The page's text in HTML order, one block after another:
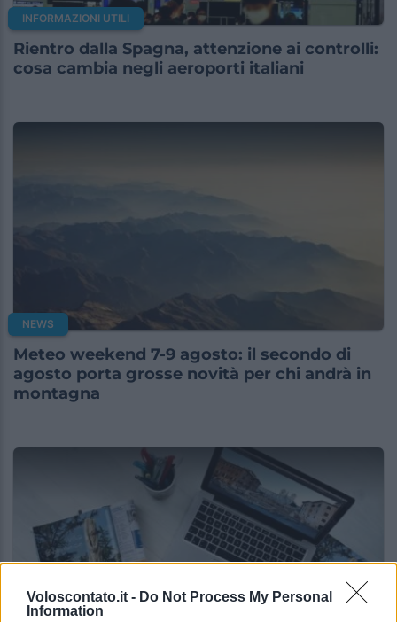
Voloscontato.it - Do Not Process My Personal
Information
INFORMAZIONI UTILI
Rientro dalla Spagna, attenzione ai controlli:
cosa cambia negli aeroporti italiani
NEWS
Meteo weekend 7-9 agosto: il secondo di
agosto porta grosse novità per chi andrà in
montagna